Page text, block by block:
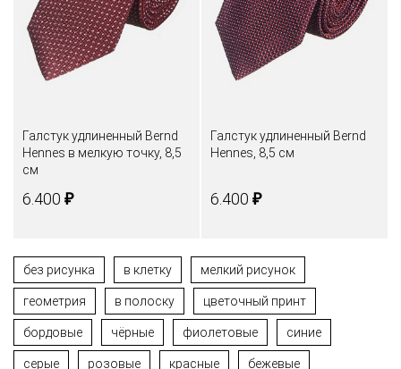
Галстук удлиненный Bernd
Hennes в мелкую точку, 8,5
см
6.400 ₽
Галстук удлиненный Bernd
Hennes, 8,5 см
6.400 ₽
без рисунка в клетку мелкий рисунок
геометрия в полоску цветочный принт
бордовые чёрные фиолетовые синие
серые розовые красные бежевые